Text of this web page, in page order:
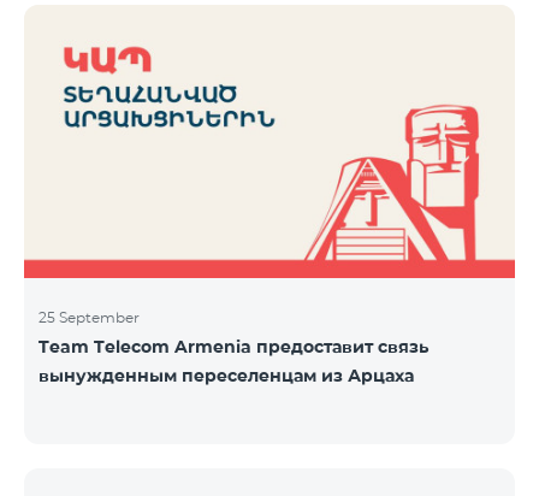
25 September
Team Telecom Armenia предоставит связь
вынужденным переселенцам из Арцаха